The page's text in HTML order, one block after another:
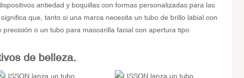
antiedad y boquillas con formas personalizadas para las
que, tanto si una marca necesita un tubo de brillo labial con
o un tubo para mascarilla facial con apertura tipo
de belleza.